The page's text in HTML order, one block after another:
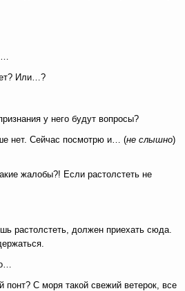
Или…?
у него будут вопросы?
нет. Сейчас посмотрю и… (не слышно)
жалобы?! Если растолстеть не
растолстеть, должен приехать сюда.
С моря такой свежий ветерок, все